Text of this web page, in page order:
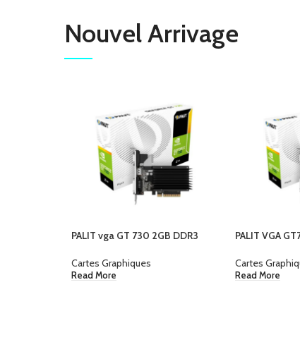
Nouvel Arrivage
PALIT vga GT 730 2GB DDR3
Cartes Graphiques
Read More
PALIT VGA
Cartes
Read More